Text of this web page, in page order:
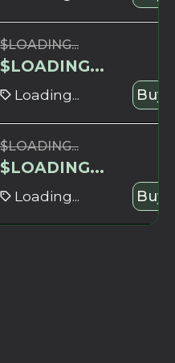
$LOADING...
$LOADING...
Loading... Buy
$LOADING...
$LOADING...
Loading... Buy